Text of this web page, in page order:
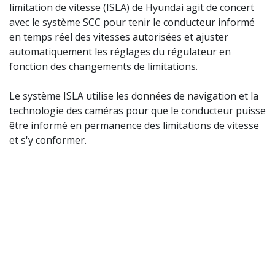
limitation de vitesse (ISLA) de Hyundai agit de concert
avec le système SCC pour tenir le conducteur informé
en temps réel des vitesses autorisées et ajuster
automatiquement les réglages du régulateur en
fonction des changements de limitations.
Le système ISLA utilise les données de navigation et la
technologie des caméras pour que le conducteur puisse
être informé en permanence des limitations de vitesse
et s'y conformer.